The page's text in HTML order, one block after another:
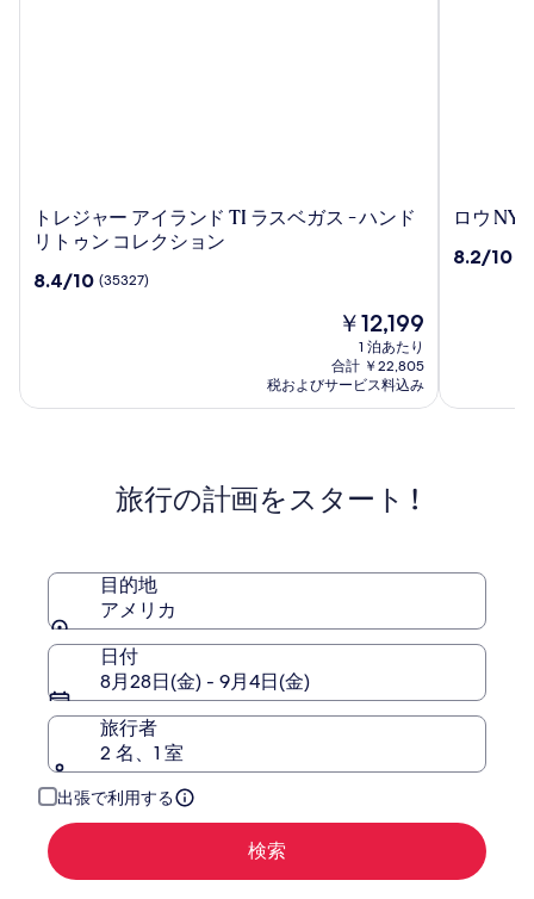
ト
レ
ャ
ン
ス
ハ
ン
リ
ト
ン
コ
レ
ク
シ
トレジャー アイランド TI ラスベガス - ハンド
リトゥン コレクション
10
件
8.4/10 (35327)
現
の
料
金
￥12,199
1 泊あたり
合計 ￥22,805
税およびサービス料込み
ロ
NYC
ロウ NYC
10
の
8.2/10
旅行の計画をスタート !
目的地
アメリカ
日付
8月28日(金) - 9月4日(金)
旅行者
2 名、1 室
出張で利用する
検索